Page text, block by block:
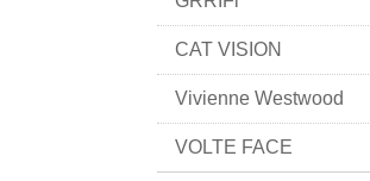
CAT VISION
Vivienne Westwood
VOLTE FACE